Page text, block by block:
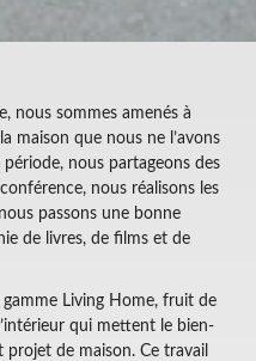
nous sommes amenés à
maison que nous ne l’avons
nous partageons des
nous réalisons les
passons une bonne
de livres, de films et de
Living Home, fruit de
qui mettent le bien-
de maison. Ce travail